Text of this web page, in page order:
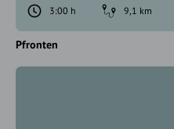
3:00 h
9,1 km
Pfronten